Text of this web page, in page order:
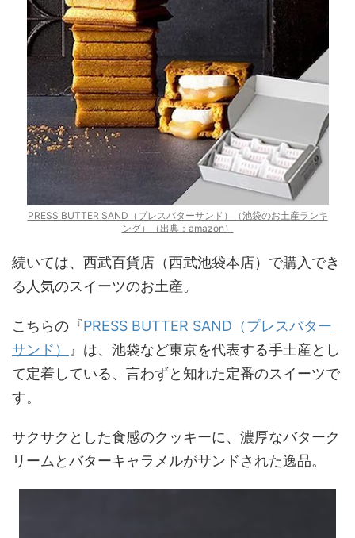
PRESS BUTTER SAND（プレスバターサンド）（池袋のお土産ランキ
ング）（出典：amazon）
続いては、西武百貨店（西武池袋本店）で購入でき
る人気のスイーツのお土産。
こちらの『PRESS BUTTER SAND（プレスバター
サンド）
』は、池袋など東京を代表する手土産とし
て定着している、言わずと知れた定番のスイーツで
す。
サクサクとした食感のクッキーに、濃厚なバターク
リームとバターキャラメルがサンドされた逸品。